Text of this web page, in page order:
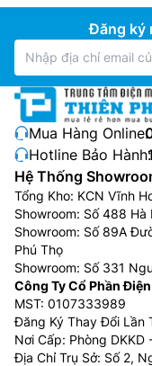
Chiếc máy lọc
khí siêu nhạy với 4
bẩn, cảm biến mùi
độ ẩm. Nó sẽ phát
sắc đèn trên mặt
Robot tự động
Đăng ký
Mua Hàng Online:
Hotline Bảo Hành:
Hệ Thống
Tổng Kho: KCN Vĩnh
Showroom: Số 488 Hà
Showroom: Số 89A
Phú Thọ
Showroom: Số 331
Công Ty Cổ Phần
MST: 0107333989
Đăng Ký Thay Đổi Lần
Nơi Cấp: Phòng DKKD
Địa Chỉ Trụ Sở: Số 2,